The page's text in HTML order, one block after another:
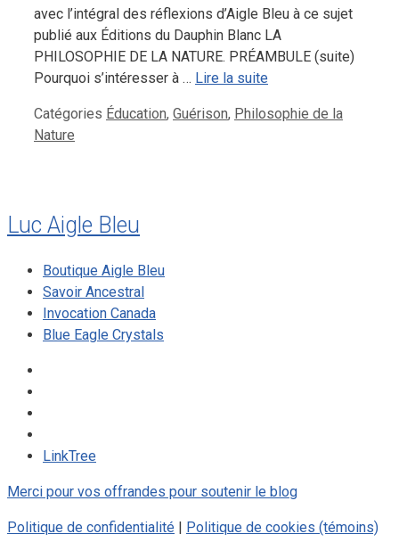
avec l’intégral des réflexions d’Aigle Bleu à ce sujet
publié aux Éditions du Dauphin Blanc LA
PHILOSOPHIE DE LA NATURE. PRÉAMBULE (suite)
Pourquoi s’intéresser à … Lire la suite
Catégories Éducation, Guérison, Philosophie de la
Nature
Luc Aigle Bleu
Boutique Aigle Bleu
Savoir Ancestral
Invocation Canada
Blue Eagle Crystals
LinkTree
Merci pour vos offrandes pour soutenir le blog
Politique de confidentialité | Politique de cookies (témoins)